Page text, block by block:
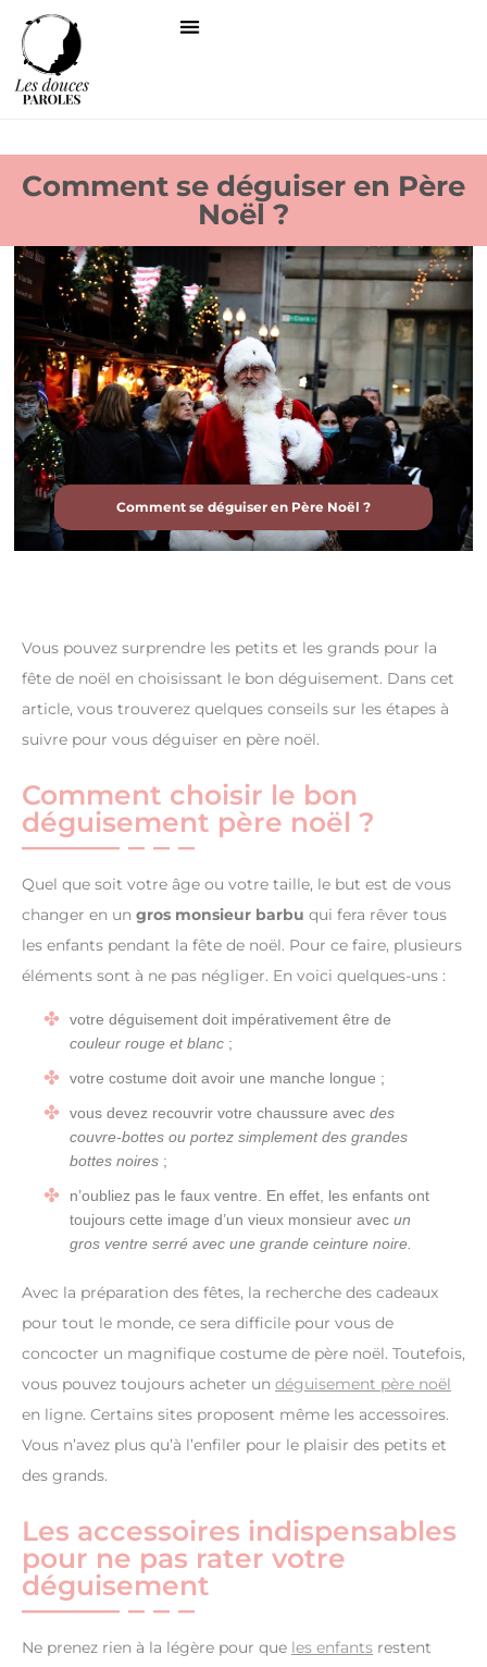
Comment se déguiser en Père
Noël ?
Comment se déguiser en Père Noël ?
Vous pouvez surprendre les petits et les grands pour la
fête de noël en choisissant le bon déguisement. Dans cet
article, vous trouverez quelques conseils sur les étapes à
suivre pour vous déguiser en père noël.
Comment choisir le bon
déguisement père noël ?
Quel que soit votre âge ou votre taille, le but est de vous
changer en un gros monsieur barbu qui fera rêver tous
les enfants pendant la fête de noël. Pour ce faire, plusieurs
éléments sont à ne pas négliger. En voici quelques-uns :
votre déguisement doit impérativement être de
couleur rouge et blanc ;
votre costume doit avoir une manche longue ;
vous devez recouvrir votre chaussure avec des
couvre-bottes ou portez simplement des grandes
bottes noires ;
n’oubliez pas le faux ventre. En effet, les enfants ont
toujours cette image d’un vieux monsieur avec un
gros ventre serré avec une grande ceinture noire.
Avec la préparation des fêtes, la recherche des cadeaux
pour tout le monde, ce sera difficile pour vous de
concocter un magnifique costume de père noël. Toutefois,
vous pouvez toujours acheter un déguisement père noël
en ligne. Certains sites proposent même les accessoires.
Vous n’avez plus qu’à l’enfiler pour le plaisir des petits et
des grands.
Les accessoires indispensables
pour ne pas rater votre
déguisement
Ne prenez rien à la légère pour que les enfants restent